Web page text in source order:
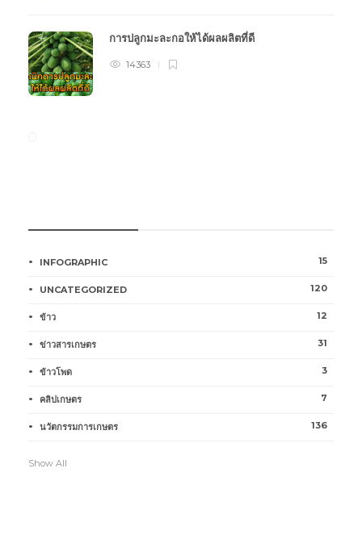
การปลูกมะละกอให้ได้ผลผลิตที่ดี
14363
INFOGRAPHIC 15
UNCATEGORIZED 120
ข้าว 12
ข่าวสารเกษตร 31
ข้าวโพด 3
คลิปเกษตร 7
นวัตกรรมการเกษตร 136
Show All